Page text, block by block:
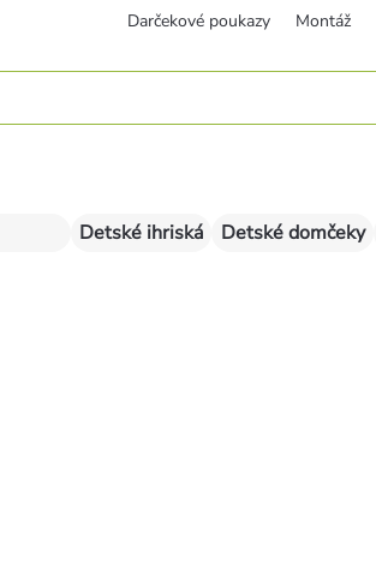
Darčekové poukazy Montáž
Detské ihriská Detské domčeky